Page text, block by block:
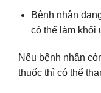
Bệnh nhân
có thể làm khối
Nếu bệnh nhân
thuốc thì có thể